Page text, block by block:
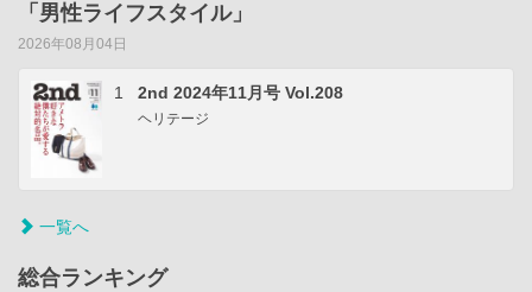
「男性ライフスタイル」
2026年08月04日
1 2nd 2024年11月号 Vol.208
ヘリテージ
一覧へ
総合ランキング